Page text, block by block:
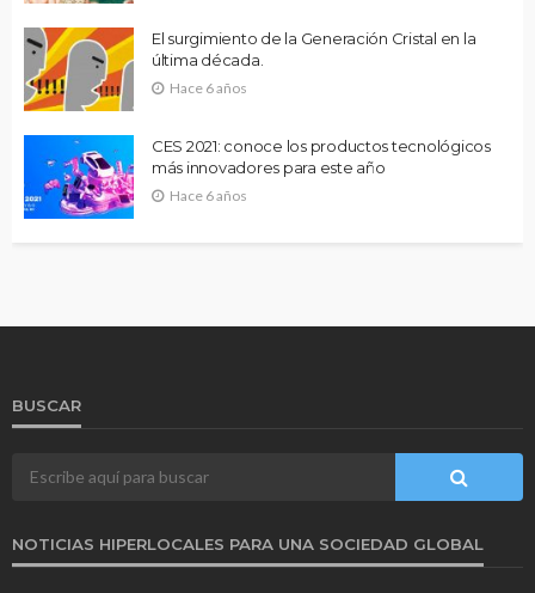
El surgimiento de la Generación Cristal en la
última década.
Hace 6 años
CES 2021: conoce los productos tecnológicos
más innovadores para este año
Hace 6 años
BUSCAR
NOTICIAS HIPERLOCALES PARA UNA SOCIEDAD GLOBAL